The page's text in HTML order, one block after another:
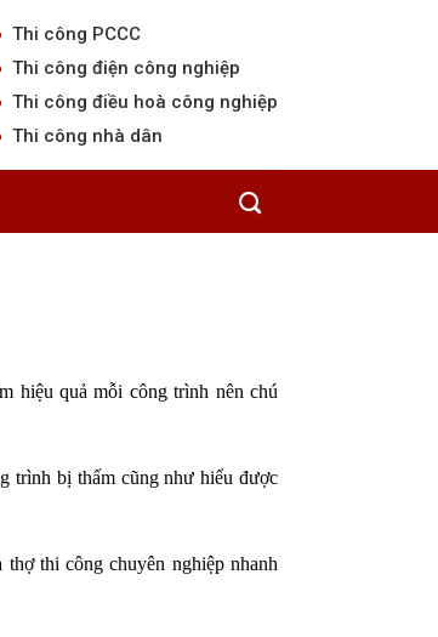
Thi công PCCC
Thi công điện công nghiệp
Thi công điều hoà công nghiệp
Thi công nhà dân
hiệu quả mỗi công trình nên chú
trình bị thấm cũng như hiểu được
thi công chuyên nghiệp nhanh